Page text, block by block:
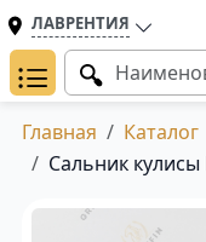
ЛАВРЕНТИЯ
Главная Каталог
Сальник